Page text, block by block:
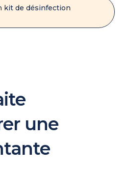
kit de désinfection
une